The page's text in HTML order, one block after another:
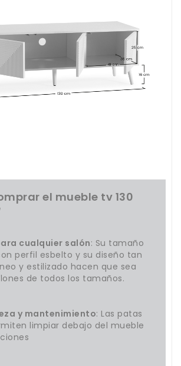
el mueble tv 130
cualquier salón: Su tamaño
perfil esbelto y su diseño tan
y estilizado hacen que sea
de todos los tamaños.
y mantenimiento: Las patas
limpiar debajo del mueble